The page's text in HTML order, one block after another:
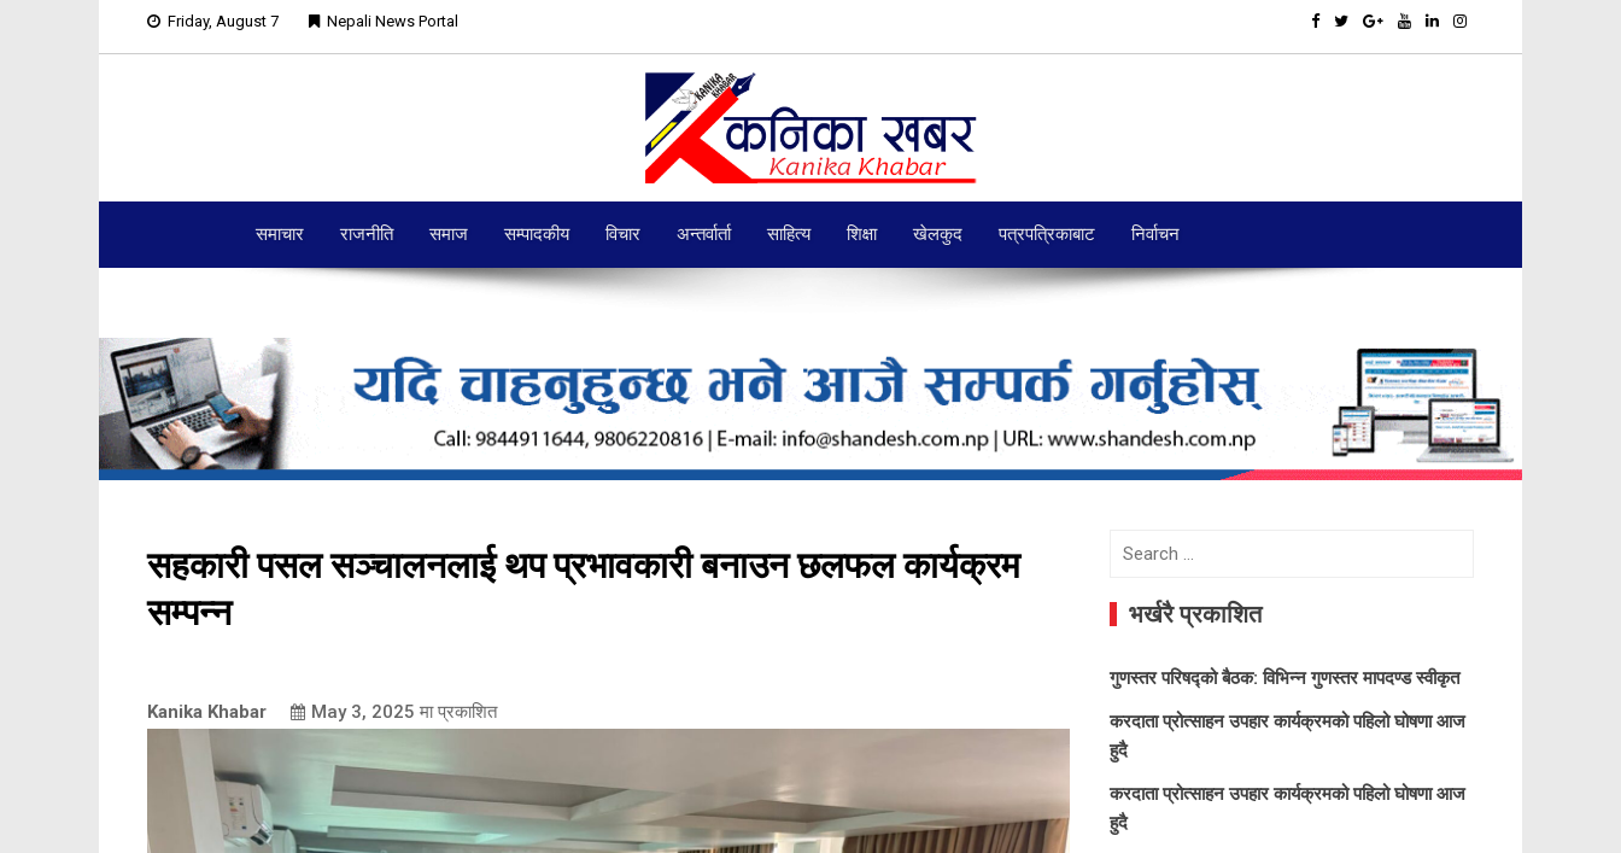
Friday, August 7 Nepali News Portal
समाचार राजनीति समाज सम्पादकीय विचार अन्तर्वार्ता साहित्य शिक्षा खेलकुद पत्रपत्रिकाबाट निर्वाचन
सहकारी पसल सञ्चालनलाई थप प्रभावकारी बनाउन छलफल कार्यक्रम
सम्पन्न
Kanika Khabar May 3, 2025 मा प्रकाशित
Search
भर्खरै प्रकाशित
गुणस्तर परिषद्को बैठक: विभिन्न गुणस्तर मापदण्ड स्वीकृत
करदाता प्रोत्साहन उपहार कार्यक्रमको पहिलो घोषणा आज
हुदै
करदाता प्रोत्साहन उपहार कार्यक्रमको पहिलो घोषणा आज
हुदै